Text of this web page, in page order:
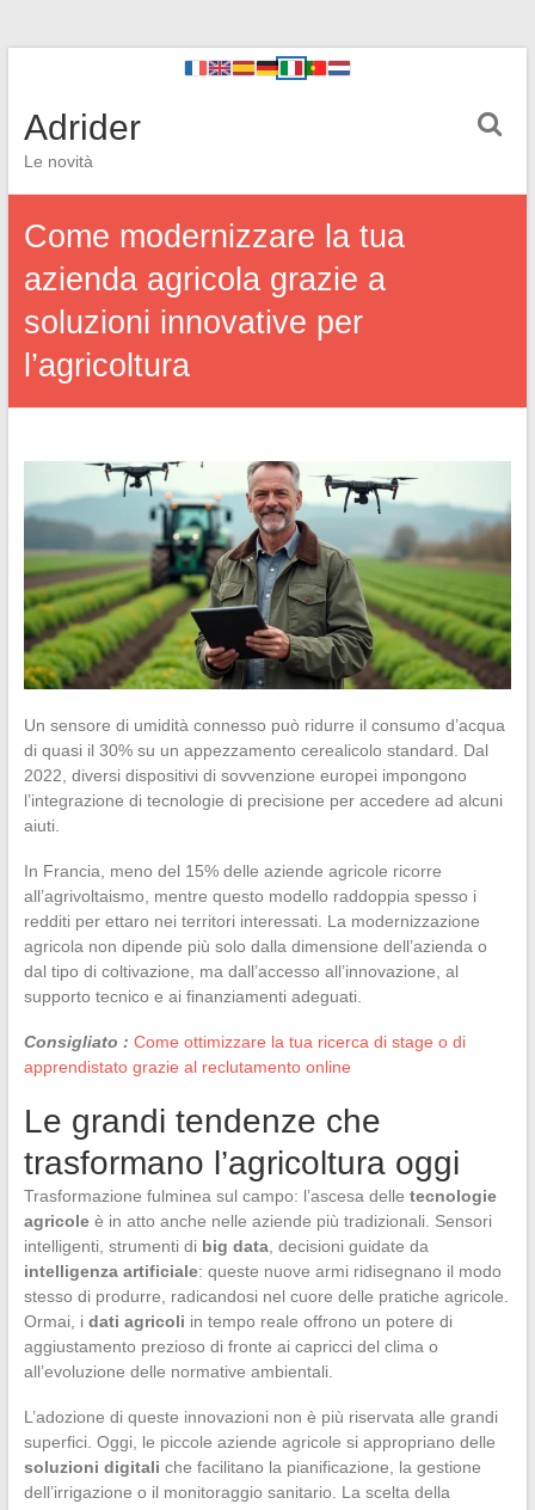
Adrider
Le novità
Come modernizzare la tua
azienda agricola grazie a
soluzioni innovative per
l’agricoltura
Un sensore di umidità connesso può ridurre il consumo d’acqua
di quasi il 30% su un appezzamento cerealicolo standard. Dal
2022, diversi dispositivi di sovvenzione europei impongono
l’integrazione di tecnologie di precisione per accedere ad alcuni
aiuti.
In Francia, meno del 15% delle aziende agricole ricorre
all’agrivoltaismo, mentre questo modello raddoppia spesso i
redditi per ettaro nei territori interessati. La modernizzazione
agricola non dipende più solo dalla dimensione dell’azienda o
dal tipo di coltivazione, ma dall’accesso all’innovazione, al
supporto tecnico e ai finanziamenti adeguati.
Consigliato : Come ottimizzare la tua ricerca di stage o di
apprendistato grazie al reclutamento online
Le grandi tendenze che
trasformano l’agricoltura oggi
Trasformazione fulminea sul campo: l’ascesa delle tecnologie
agricoleè in atto anche nelle aziende più tradizionali. Sensori
intelligenti, strumenti di big data, decisioni guidate da
intelligenza artificiale: queste nuove armi ridisegnano il modo
stesso di produrre, radicandosi nel cuore delle pratiche agricole.
Ormai, i dati agricoli in tempo reale offrono un potere di
aggiustamento prezioso di fronte ai capricci del clima o
all’evoluzione delle normative ambientali.
L’adozione di queste innovazioni non è più riservata alle grandi
superfici. Oggi, le piccole aziende agricole si appropriano delle
soluzioni digitali che facilitano la pianificazione, la gestione
dell’irrigazione o il monitoraggio sanitario. La scelta della